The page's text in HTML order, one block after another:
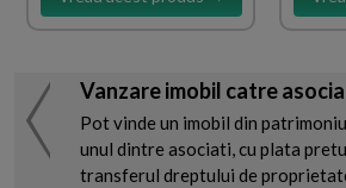
Vanzare imobil catre
Pot vinde un imobil din
unul dintre asociati, cu plata
transferul dreptului de